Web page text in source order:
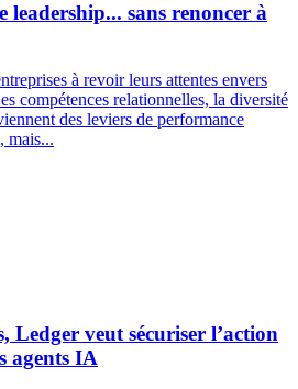
sans renoncer à
à revoir leurs attentes envers
compétences relationnelles, la diversité
des leviers de performance
mais...
Ledger veut sécuriser l’action
agents IA